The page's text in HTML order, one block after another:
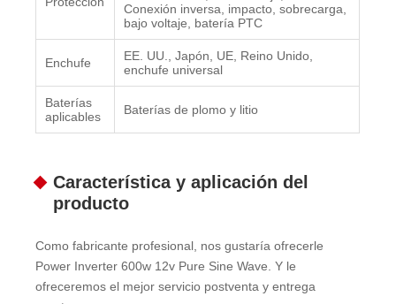
Conexión inversa, impacto, sobrecarga,
bajo voltaje, batería PTC
Enchufe
EE. UU., Japón, UE, Reino Unido,
enchufe universal
Baterías
aplicables
Baterías de plomo y litio
Característica y aplicación del
producto
Como fabricante profesional, nos gustaría ofrecerle
Power Inverter 600w 12v Pure Sine Wave. Y le
ofreceremos el mejor servicio postventa y entrega